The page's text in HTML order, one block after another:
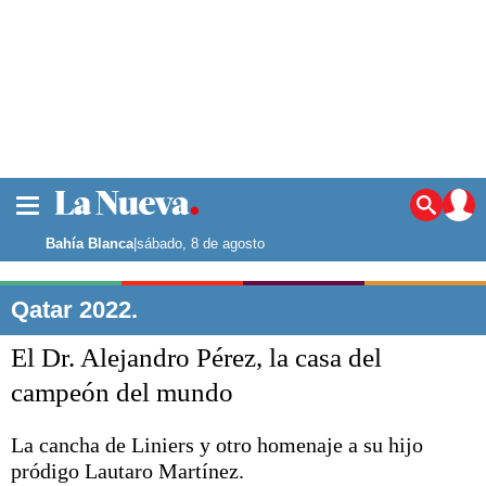
Noticias
La ciudad
Punta Alta
El mundo
Deportes
Escenario Olímpico
Liga del Sur
Bahía Blanca|sábado, 8 de agosto
Qatar 2022.
El Dr. Alejandro Pérez, la casa del
campeón del mundo
La cancha de Liniers y otro homenaje a su hijo
pródigo Lautaro Martínez.